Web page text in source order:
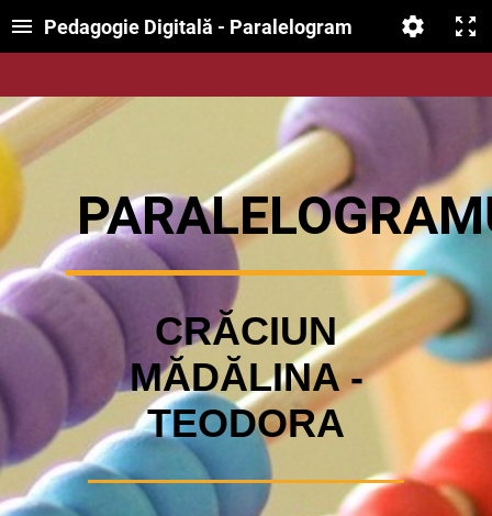
Pedagogie Digitală - Paralelogram
PARALELOGRA
CRĂCIUN
MĂDĂLINA -
TEODORA